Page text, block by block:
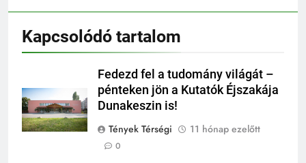
Kapcsolódó tartalom
Fedezd fel a tudomány világát –
pénteken jön a Kutatók Éjszakája
Dunakeszin is!
Tények Térségi
11 hónap ezelőtt
0